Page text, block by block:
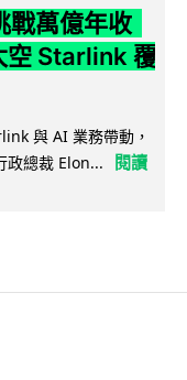
戰萬億年收
空 Starlink 覆
與 AI 業務帶動，
政總裁 Elon...
閱讀